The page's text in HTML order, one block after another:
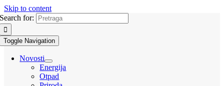
Skip to content
Search for:
Toggle Navigation
Novosti
Energija
Otpad